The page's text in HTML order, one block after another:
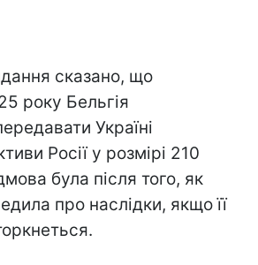
сказано, що
року Бельгія
Україні
Росії у розмірі 210
була після того, як
про наслідки, якщо її